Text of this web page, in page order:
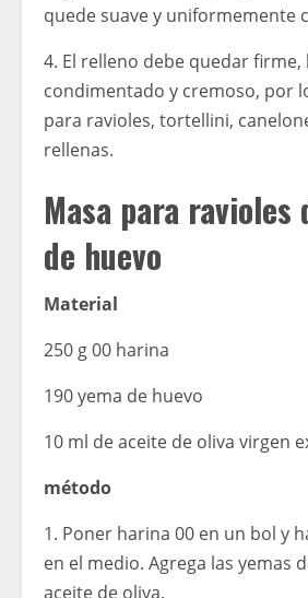
quede suave y uniformemente
4. El relleno debe quedar firme,
condimentado y cremoso, por
para ravioles, tortellini,
rellenas.
Masa para ravioles
de huevo
Material
250 g 00 harina
190 yema de huevo
10 ml de aceite de oliva virgen
método
1. Poner harina 00 en un bol y
en el medio. Agrega las yemas
aceite de oliva.